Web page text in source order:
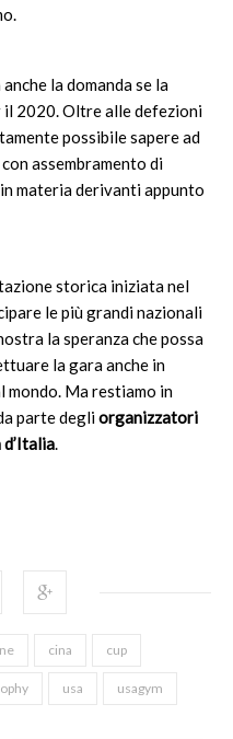
la domanda se la
il 2020. Oltre alle defezioni
possibile sapere ad
assembramento di
materia derivanti appunto
storica iniziata nel
le più grandi nazionali
la speranza che possa
la gara anche in
mondo. Ma restiamo in
parte degliorganizzatori
.
cina cup
usa usagym